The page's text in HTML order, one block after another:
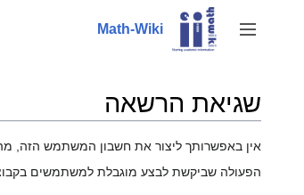
לתוכן
שינוי מצב סרגל צד
Math-Wiki
שגיאת הרשאה
אין באפשרותך ליצור את חשבון המשתמש הזה,
הפעולה שביקשת לבצע מוגבלת למשתמשים